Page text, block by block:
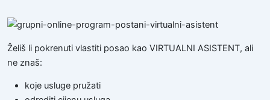
Želiš li pokrenuti vlastiti posao kao VIRTUALNI ASISTENT, ali
ne znaš:
koje usluge pružati